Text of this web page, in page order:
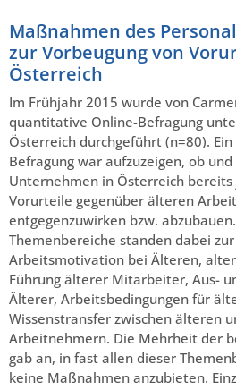
Maßnahmen des
zur Vorbeugung von
Österreich
Im Frühjahr 2015 wurde von
quantitative Online-Befragung
Österreich durchgeführt (n=80).
Befragung war aufzuzeigen, ob
Unternehmen in Österreich
Vorurteile gegenüber älteren
entgegenzuwirken bzw.
Themenbereiche standen dabei
Arbeitsmotivation bei Älteren,
Führung älterer Mitarbeiter, Aus-
Älterer, Arbeitsbedingungen für
Wissenstransfer zwischen älteren
Arbeitnehmern. Die Mehrheit der
gab an, in fast allen dieser
keine Maßnahmen anzubieten.